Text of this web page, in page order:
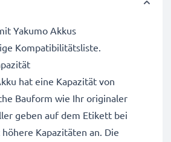
Yakumo Akkus
Kompatibilitätsliste.
hat eine Kapazität von
Bauform wie Ihr originaler
geben auf dem Etikett bei
Kapazitäten an. Die